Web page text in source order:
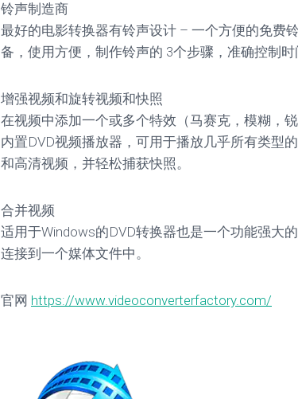
铃声制造商
最好的电影转换器有铃声设计 – 一个方便的免费
备，使用方便，制作铃声的 3个步骤，准确控制
增强视频和旋转视频和快照
在视频中添加一个或多个特效（马赛克，模糊，
内置DVD视频播放器，可用于播放几乎所有类型
和高清视频，并轻松捕获快照。
合并视频
适用于Windows的DVD转换器也是一个功能强大
连接到一个媒体文件中。
官网 https://www.videoconverterfactory.com/